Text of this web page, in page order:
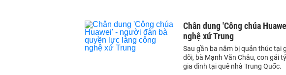
Chân dung 'Công chúa
nghệ xứ Trung
Sau gần ba năm bị quản thúc tại
dõi, bà Mạnh Vãn Châu, con gái
gia đình tại quê nhà Trung Quốc.